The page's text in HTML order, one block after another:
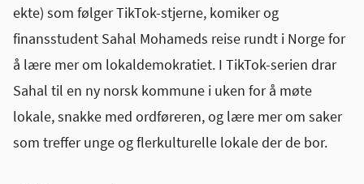
ekte) som følger TikTok-stjerne, komiker og
finansstudent Sahal Mohameds reise rundt i Norge for
å lære mer om lokaldemokratiet. I TikTok-serien drar
Sahal til en ny norsk kommune i uken for å møte
lokale, snakke med ordføreren, og lære mer om saker
som treffer unge og flerkulturelle lokale der de bor.